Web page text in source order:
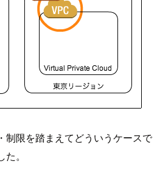
制限を踏まえてどういうケースで
。